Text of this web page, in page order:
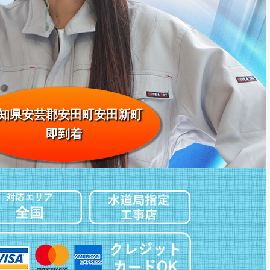
県安芸郡安田町安田新町
即到着